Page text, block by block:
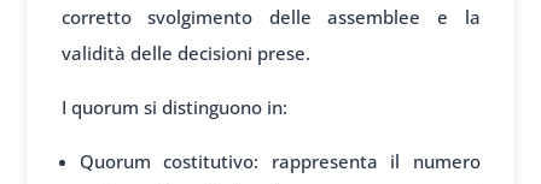
corretto svolgimento delle assemblee e la
validità delle decisioni prese.
I quorum si distinguono in:
Quorum costitutivo: rappresenta il numero